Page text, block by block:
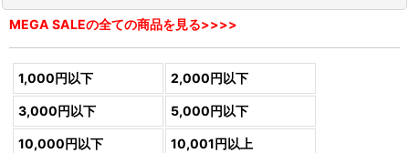
MEGA SALEの全ての商品を見る>>>>
1,000円以下 2,000円以下
3,000円以下 5,000円以下
10,000円以下 10,001円以上